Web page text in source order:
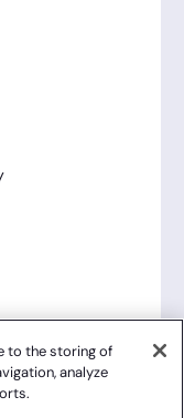
to the storing of
analyze